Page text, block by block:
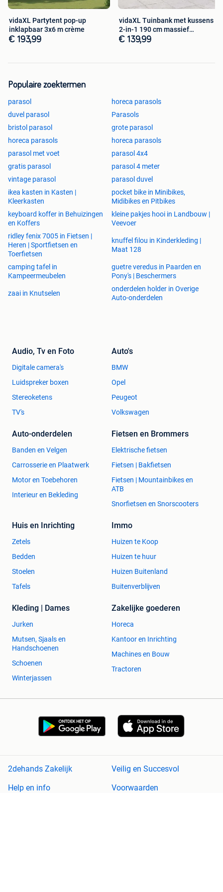
vidaXL Partytent pop-up
inklapbaar 3x6 m crème
€ 193,99
vidaXL Tuinbank met kussens
2-in-1 190 cm massief
acaciahout
€ 139,99
Populaire zoektermen
parasol
horeca parasols
duvel parasol
Parasols
bristol parasol
grote parasol
horeca parasols
horeca parasols
parasol met voet
parasol 4x4
gratis parasol
parasol 4 meter
vintage parasol
parasol duvel
ikea kasten in Kasten |
Kleerkasten
pocket bike in Minibikes,
Midibikes en Pitbikes
keyboard koffer in Behuizingen
en Koffers
kleine pakjes hooi in Landbouw |
Veevoer
ridley fenix 7005 in Fietsen |
Heren | Sportfietsen en
Toerfietsen
knuffel filou in Kinderkleding |
Maat 128
camping tafel in
Kampeermeubelen
guetre veredus in Paarden en
Pony's | Beschermers
zaai in Knutselen
onderdelen holder in Overige
Auto-onderdelen
Audio, Tv en Foto
Digitale camera's
Luidspreker boxen
Stereoketens
TV's
Auto's
BMW
Opel
Peugeot
Volkswagen
Auto-onderdelen
Banden en Velgen
Carrosserie en Plaatwerk
Motor en Toebehoren
Interieur en Bekleding
Fietsen en Brommers
Elektrische fietsen
Fietsen | Bakfietsen
Fietsen | Mountainbikes en
ATB
Snorfietsen en Snorscooters
Huis en Inrichting
Zetels
Bedden
Stoelen
Tafels
Immo
Huizen te Koop
Huizen te huur
Huizen Buitenland
Buitenverblijven
Kleding | Dames
Jurken
Mutsen, Sjaals en
Handschoenen
Schoenen
Winterjassen
Zakelijke goederen
Horeca
Kantoor en Inrichting
Machines en Bouw
Tractoren
2dehands Zakelijk
Veilig en Succesvol
Help en info
Voorwaarden